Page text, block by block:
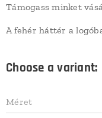
Támogass minket
A fehér háttér a
Choose a variant:
Méret